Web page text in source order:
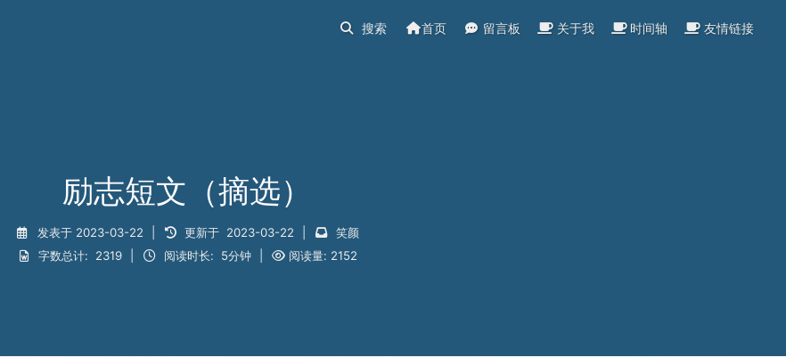
励志短文（摘选）
发表于 2023-03-22 更新于 2023-03-22
笑颜
字数总计:
2319 阅读时长: 5分钟 阅读量: 2152
首页 留言板 关于我 时间轴 友情链接